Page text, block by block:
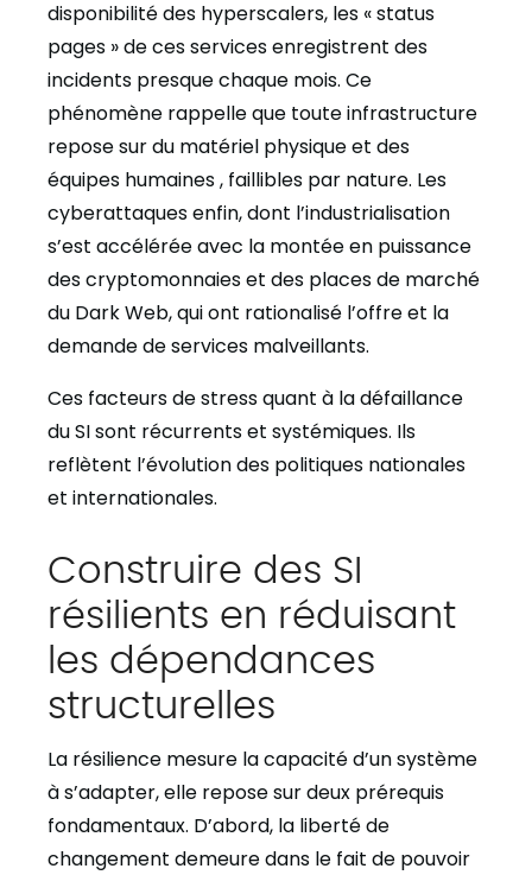
disponibilité des hyperscalers, les « status
pages » de ces services enregistrent des
incidents presque chaque mois. Ce
phénomène rappelle que toute infrastructure
repose sur du matériel physique et des
équipes humaines , faillibles par nature. Les
cyberattaques enfin, dont l’industrialisation
s’est accélérée avec la montée en puissance
des cryptomonnaies et des places de marché
du Dark Web, qui ont rationalisé l’offre et la
demande de services malveillants.
Ces facteurs de stress quant à la défaillance
du SI sont récurrents et systémiques. Ils
reflètent l’évolution des politiques nationales
et internationales.
Construire des SI
résilients en réduisant
les dépendances
structurelles
La résilience mesure la capacité d’un système
à s’adapter, elle repose sur deux prérequis
fondamentaux. D’abord, la liberté de
changement demeure dans le fait de pouvoir